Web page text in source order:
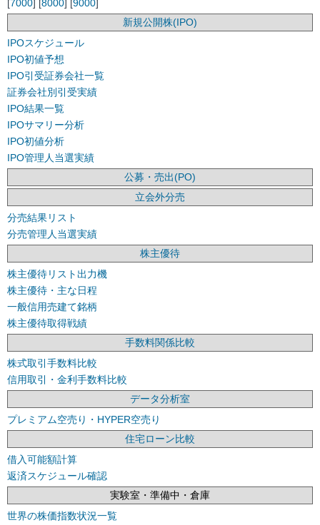
[7000] [8000] [9000]
新規公開株(IPO)
IPOスケジュール
IPO初値予想
IPO引受証券会社一覧
証券会社別引受実績
IPO結果一覧
IPOサマリー分析
IPO初値分析
IPO管理人当選実績
公募・売出(PO)
立会外分売
分売結果リスト
分売管理人当選実績
株主優待
株主優待リスト出力機
株主優待・主な日程
一般信用売建て銘柄
株主優待取得戦績
手数料関係比較
株式取引手数料比較
信用取引・金利手数料比較
データ分析室
プレミアム空売り・HYPER空売り
住宅ローン比較
借入可能額計算
返済スケジュール確認
実験室・準備中・倉庫
世界の株価指数状況一覧